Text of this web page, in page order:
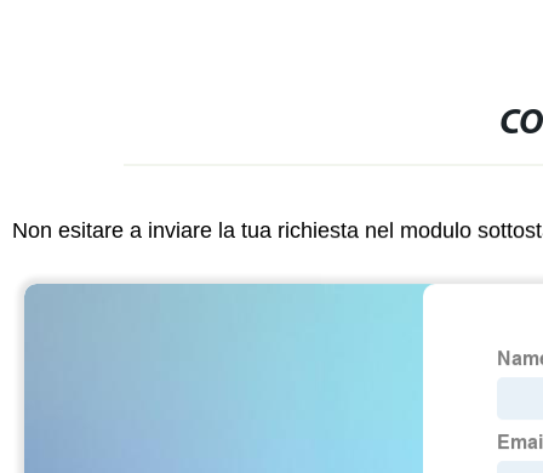
Non esitare a inviare la tua richiesta nel modulo